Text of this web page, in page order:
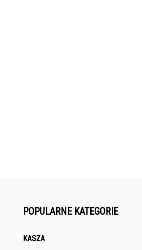
POPULARNE KATEGORIE
KASZA